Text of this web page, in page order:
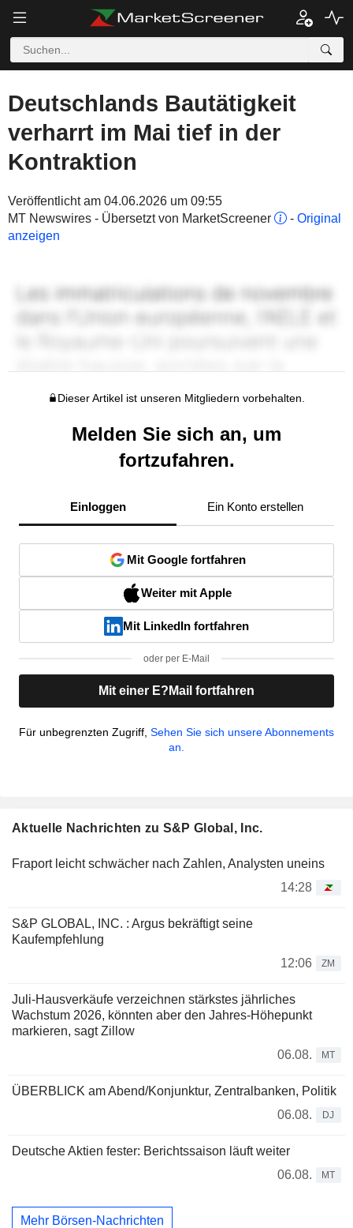
Deutschlands Bautätigkeit
verharrt im Mai tief in der
Kontraktion
Veröffentlicht am 04.06.2026 um 09:55
MT Newswires - Übersetzt von MarketScreener
- Original
anzeigen
Dieser Artikel ist unseren Mitgliedern vorbehalten.
Melden Sie sich an, um
fortzufahren.
Einloggen Ein Konto erstellen
Mit Google fortfahren
Weiter mit Apple
Mit LinkedIn fortfahren
oder per E-Mail
Mit einer E?Mail fortfahren
Für unbegrenzten Zugriff, Sehen Sie sich unsere Abonnements
an.
Aktuelle Nachrichten zu S&P Global, Inc.
Fraport leicht schwächer nach Zahlen, Analysten uneins
14:28
S&P GLOBAL, INC. : Argus bekräftigt seine
Kaufempfehlung
12:06
ZM
Juli-Hausverkäufe verzeichnen stärkstes jährliches
Wachstum 2026, könnten aber den Jahres-Höhepunkt
markieren, sagt Zillow
06.08.
MT
ÜBERBLICK am Abend/Konjunktur, Zentralbanken, Politik
06.08.
DJ
Deutsche Aktien fester: Berichtssaison läuft weiter
06.08.
MT
Mehr Börsen-Nachrichten